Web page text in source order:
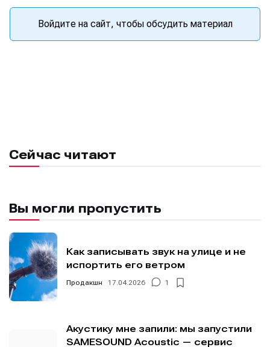
Написание
Исполнение
Продакшн
Оборудование
Написание
Исполнение
Продакшн
Оборудование
Войдите на сайт, чтобы обсудить материал
Сейчас читают
Вы могли пропустить
Как записывать звук на улице и не
испортить его ветром
Продакшн 17.04.2026 1
Акустику мне запили: мы запустили
SAMESOUND Acoustic — сервис